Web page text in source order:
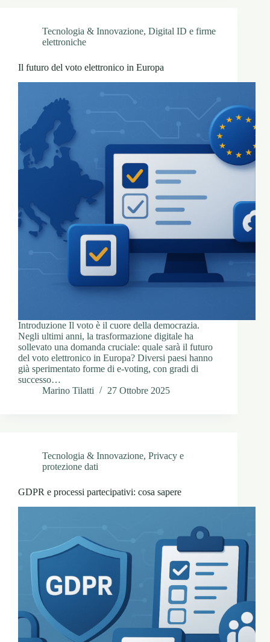
Tecnologia & Innovazione, Digital ID e firme
elettroniche
Il futuro del voto elettronico in Europa
Introduzione Il voto è il cuore della democrazia.
Negli ultimi anni, la trasformazione digitale ha
sollevato una domanda cruciale: quale sarà il futuro
del voto elettronico in Europa? Diversi paesi hanno
già sperimentato forme di e-voting, con gradi di
successo…
Marino Tilatti
27 Ottobre 2025
Tecnologia & Innovazione, Privacy e
protezione dati
GDPR e processi partecipativi: cosa sapere